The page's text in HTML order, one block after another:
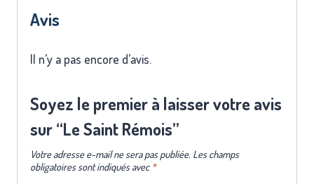
Avis
Il n’y a pas encore d’avis.
Soyez le premier à laisser votre avis
sur “Le Saint Rémois”
Votre adresse e-mail ne sera pas publiée. Les champs
obligatoires sont indiqués avec *